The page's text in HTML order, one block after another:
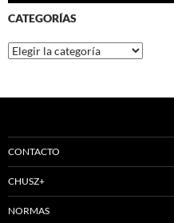
CATEGORÍAS
Categorías
CONTACTO
CHUSZ+
NORMAS